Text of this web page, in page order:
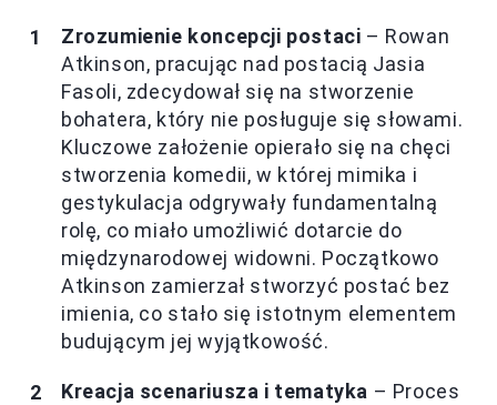
Zrozumienie koncepcji postaci – Rowan
Atkinson, pracując nad postacią Jasia
Fasoli, zdecydował się na stworzenie
bohatera, który nie posługuje się słowami.
Kluczowe założenie opierało się na chęci
stworzenia komedii, w której mimika i
gestykulacja odgrywały fundamentalną
rolę, co miało umożliwić dotarcie do
międzynarodowej widowni. Początkowo
Atkinson zamierzał stworzyć postać bez
imienia, co stało się istotnym elementem
budującym jej wyjątkowość.
Kreacja scenariusza i tematyka – Proces